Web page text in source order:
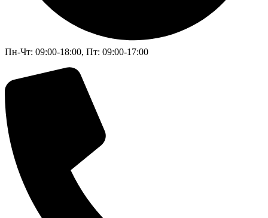
Пн-Чт: 09:00-18:00, Пт: 09:00-17:00